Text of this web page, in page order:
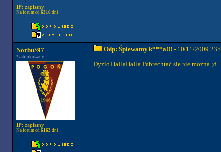
IP: zapisany
Na forum od 6316dni
NorbuS97
*zablokowany
IP: zapisany
Na forum od 6163dni
Odp: Śpiewamy k***a!!! - 10/11/2009
Dyzio HaHaHaHa Pobrechtać sie nie mozna ;d